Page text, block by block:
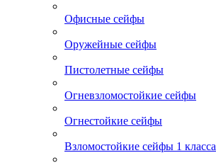
Офисные сейфы
Оружейные сейфы
Пистолетные сейфы
Огневзломостойкие сейфы
Огнестойкие сейфы
Взломостойкие сейфы 1 класса